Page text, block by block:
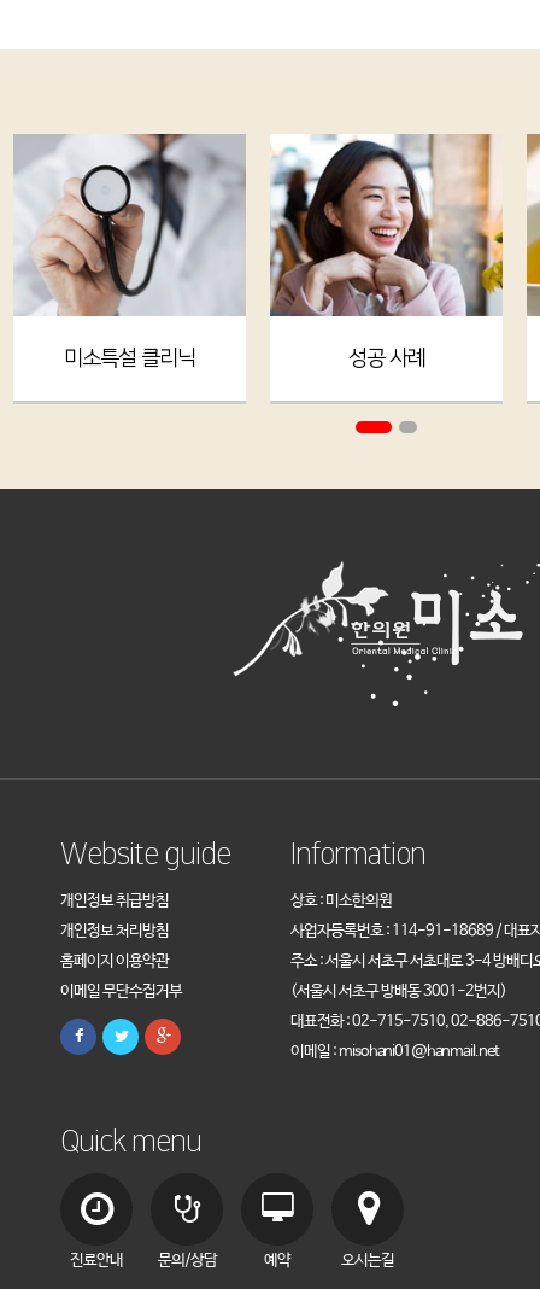
미소특설 클리닉 성공 사례
Website guide
개인정보 취급방침
개인정보 처리방침
홈페이지 이용약관
이메일 무단수집거부
Information
상호 : 미소한의원
사업자등록번호 : 114-91-18689 / 대표
주소 : 서울시 서초구 서초대로 3-4 방배
(서울시 서초구 방배동 3001-2번지)
대표전화 : 02-715-7510, 02-886-
이메일 : misohani01@hanmail.net
Quick menu
진료안내 문의/상담 예약 오시는길